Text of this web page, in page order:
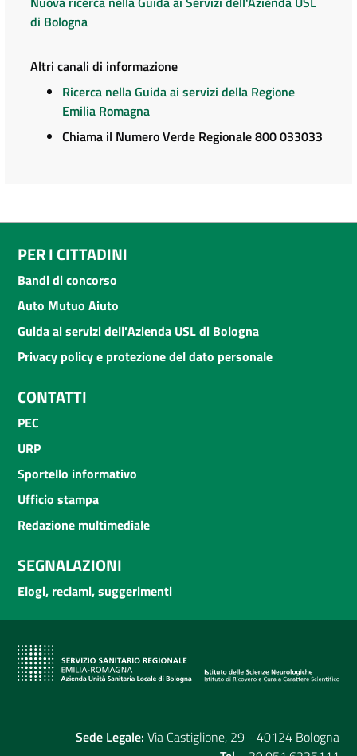
di Bologna
Altri canali di informazione
Ricerca nella Guida ai servizi della Regione
Emilia Romagna
Chiama il Numero Verde Regionale 800 033033
PER I CITTADINI
Bandi di concorso
Auto Mutuo Aiuto
Guida ai servizi dell'Azienda USL di Bologna
Privacy policy e protezione del dato personale
CONTATTI
PEC
URP
Sportello informativo
Ufficio stampa
Redazione multimediale
SEGNALAZIONI
Elogi, reclami, suggerimenti
Sede Legale: Via Castiglione, 29 - 40124 Bologna